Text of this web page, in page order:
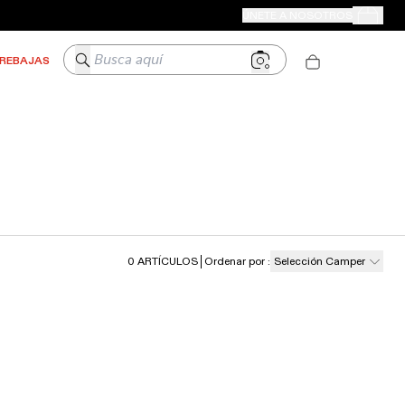
Tus
REBAJAS Busca aquí
0 ARTÍCULOS Ordenar por : Selección Camper